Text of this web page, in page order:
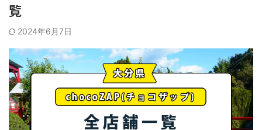
覧
2024年6月7日